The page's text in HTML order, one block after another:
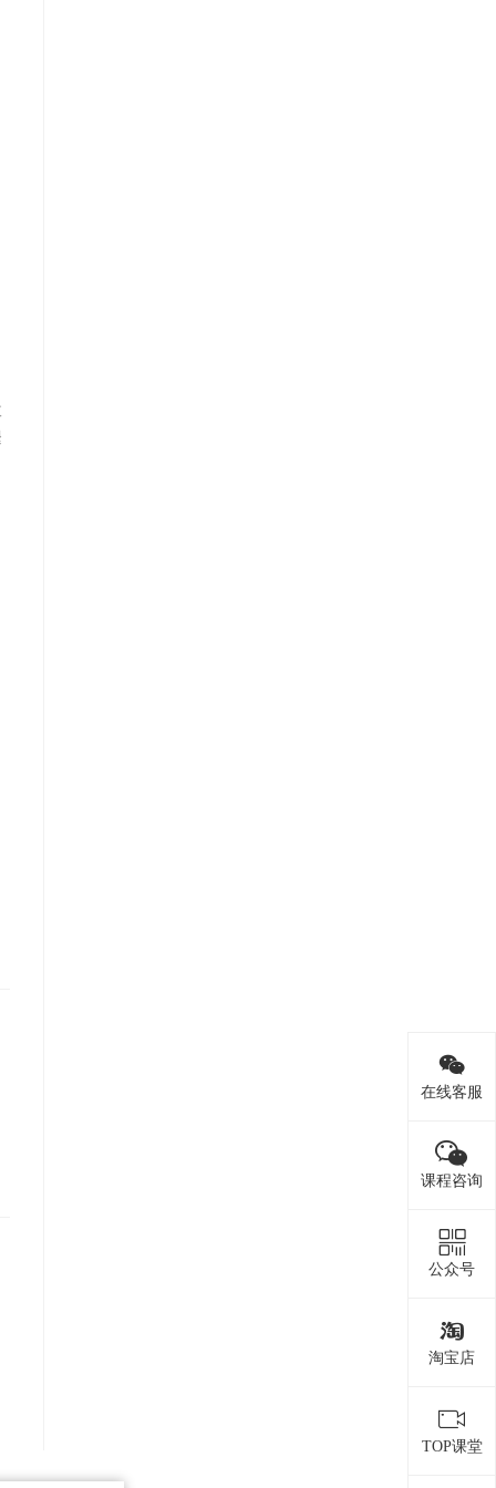
在线客服
课程咨询
公众号
淘宝店
TOP课堂